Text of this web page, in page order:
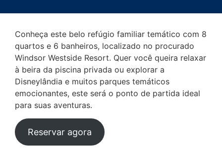
Conheça este belo refúgio familiar temático com 8
quartos e 6 banheiros, localizado no procurado
Windsor Westside Resort. Quer você queira relaxar
à beira da piscina privada ou explorar a
Disneylândia e muitos parques temáticos
emocionantes, este será o ponto de partida ideal
para suas aventuras.
Reservar agora